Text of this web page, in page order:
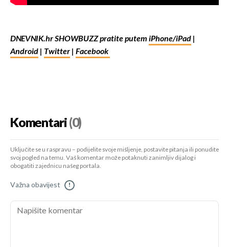
DNEVNIK.hr SHOWBUZZ pratite putem iPhone/iPad |
Android | Twitter | Facebook
Komentari(0)
Uključite se u raspravu – podijelite svoje mišljenje, postavite pitanja ili ponudite
svoj pogled na temu. Vaš komentar može potaknuti zanimljiv dijalog i
obogatiti zajednicu našeg portala.
Važna obavijest !